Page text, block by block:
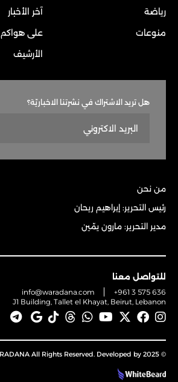
رياضة
منوعات
آخر الأخبار
على هواكم
الأرشيف
هل تريد الاشتراك في نشرتنا الاخباريّة؟
من نحن
رئيس التحرير: إبراهيم ريحان
مدير التحرير: مارون يمّين
للتواصل معنا
info@waradana.com
+961 3 575 636
J1 Building, Tallet el Khayat, Beirut, Lebanon
© 2025 WARADANA All Rights Reserved. Developed by